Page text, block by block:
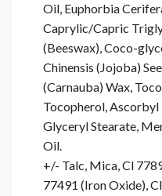
Oil, Euphorbia
Caprylic/Capric
(Beeswax), Coco-
Chinensis (Jojoba)
(Carnauba) Wax,
Tocopherol,
Glyceryl Stearate,
Oil.
+/- Talc, Mica, Cl
77491 (Iron Oxide),